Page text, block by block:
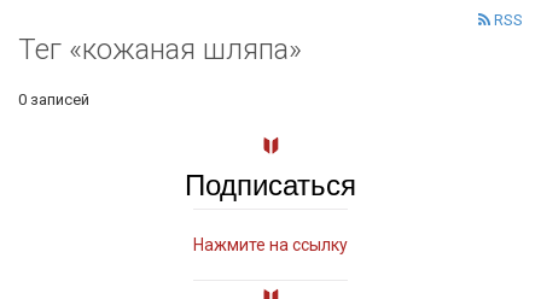
RSS
Тег «кожаная шляпа»
0 записей
Подписаться
Нажмите на ссылку